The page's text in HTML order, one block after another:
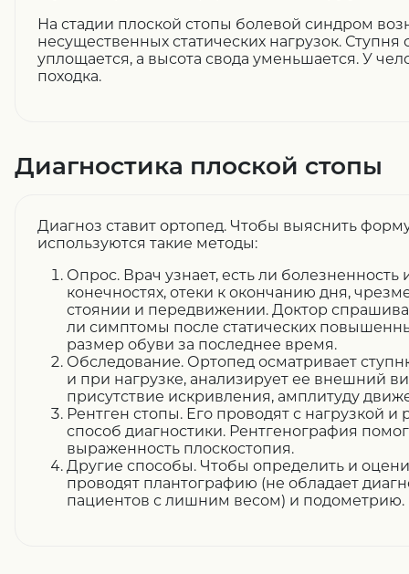
На стадии плоской стопы болевой синдром
несущественных статических нагрузок.
уплощается, а высота свода уменьшается. У
походка.
Диагностика плоской стопы
Диагноз ставит ортопед. Чтобы выяснить
используются такие методы:
Опрос. Врач узнает, есть ли болезненность
конечностях, отеки к окончанию дня,
стоянии и передвижении. Доктор
ли симптомы после статических
размер обуви за последнее время.
Обследование. Ортопед осматривает
и при нагрузке, анализирует ее внешний
присутствие искривления, амплитуду
Рентген стопы. Его проводят с нагрузкой и
способ диагностики. Рентгенография
выраженность плоскостопия.
Другие способы. Чтобы определить и
проводят плантографию (не обладает
пациентов с лишним весом) и подометрию.